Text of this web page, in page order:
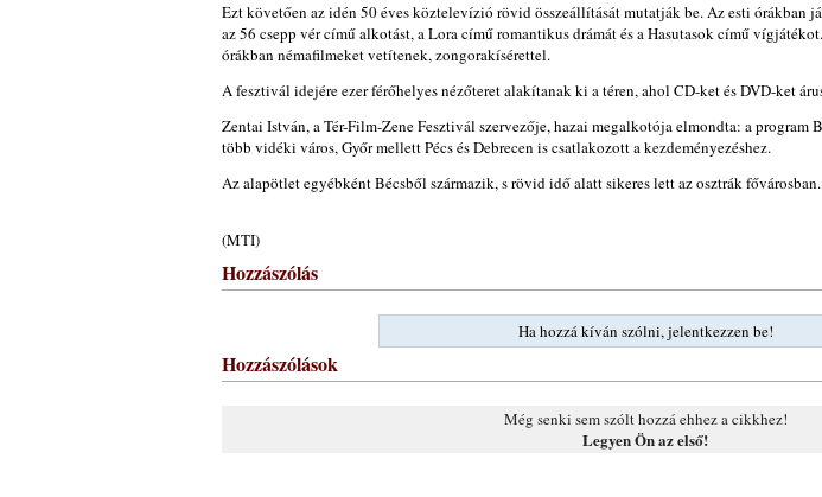
Ezt követően az idén 50 éves köztelevízió rövid összeállítását mutatják be. Az esti órákban
az 56 csepp vér című alkotást, a Lora című romantikus drámát és a Hasutasok című
órákban némafilmeket vetítenek, zongorakísérettel.
A fesztivál idejére ezer férőhelyes nézőteret alakítanak ki a téren, ahol CD-ket és DVD-ket
Zentai István, a Tér-Film-Zene Fesztivál szervezője, hazai megalkotója elmondta: a program
több vidéki város, Győr mellett Pécs és Debrecen is csatlakozott a kezdeményezéshez.
Az alapötlet egyébként Bécsből származik, s rövid idő alatt sikeres lett az osztrák fővárosban.
(MTI)
Hozzászólás
Ha hozzá kíván szólni, jelentkezzen be!
Hozzászólások
Még senki sem szólt hozzá ehhez a cikkhez!
Legyen Ön az első!